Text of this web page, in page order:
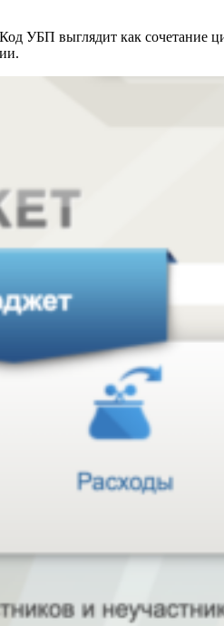
УБП выглядит как сочетание